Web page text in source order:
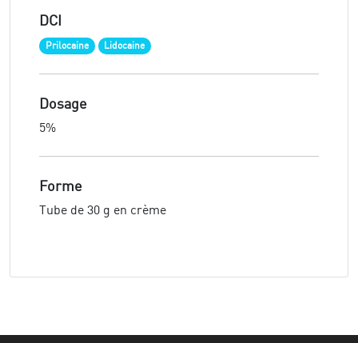
DCI
Prilocaine Lidocaine
Dosage
5%
Forme
Tube de 30 g en crème